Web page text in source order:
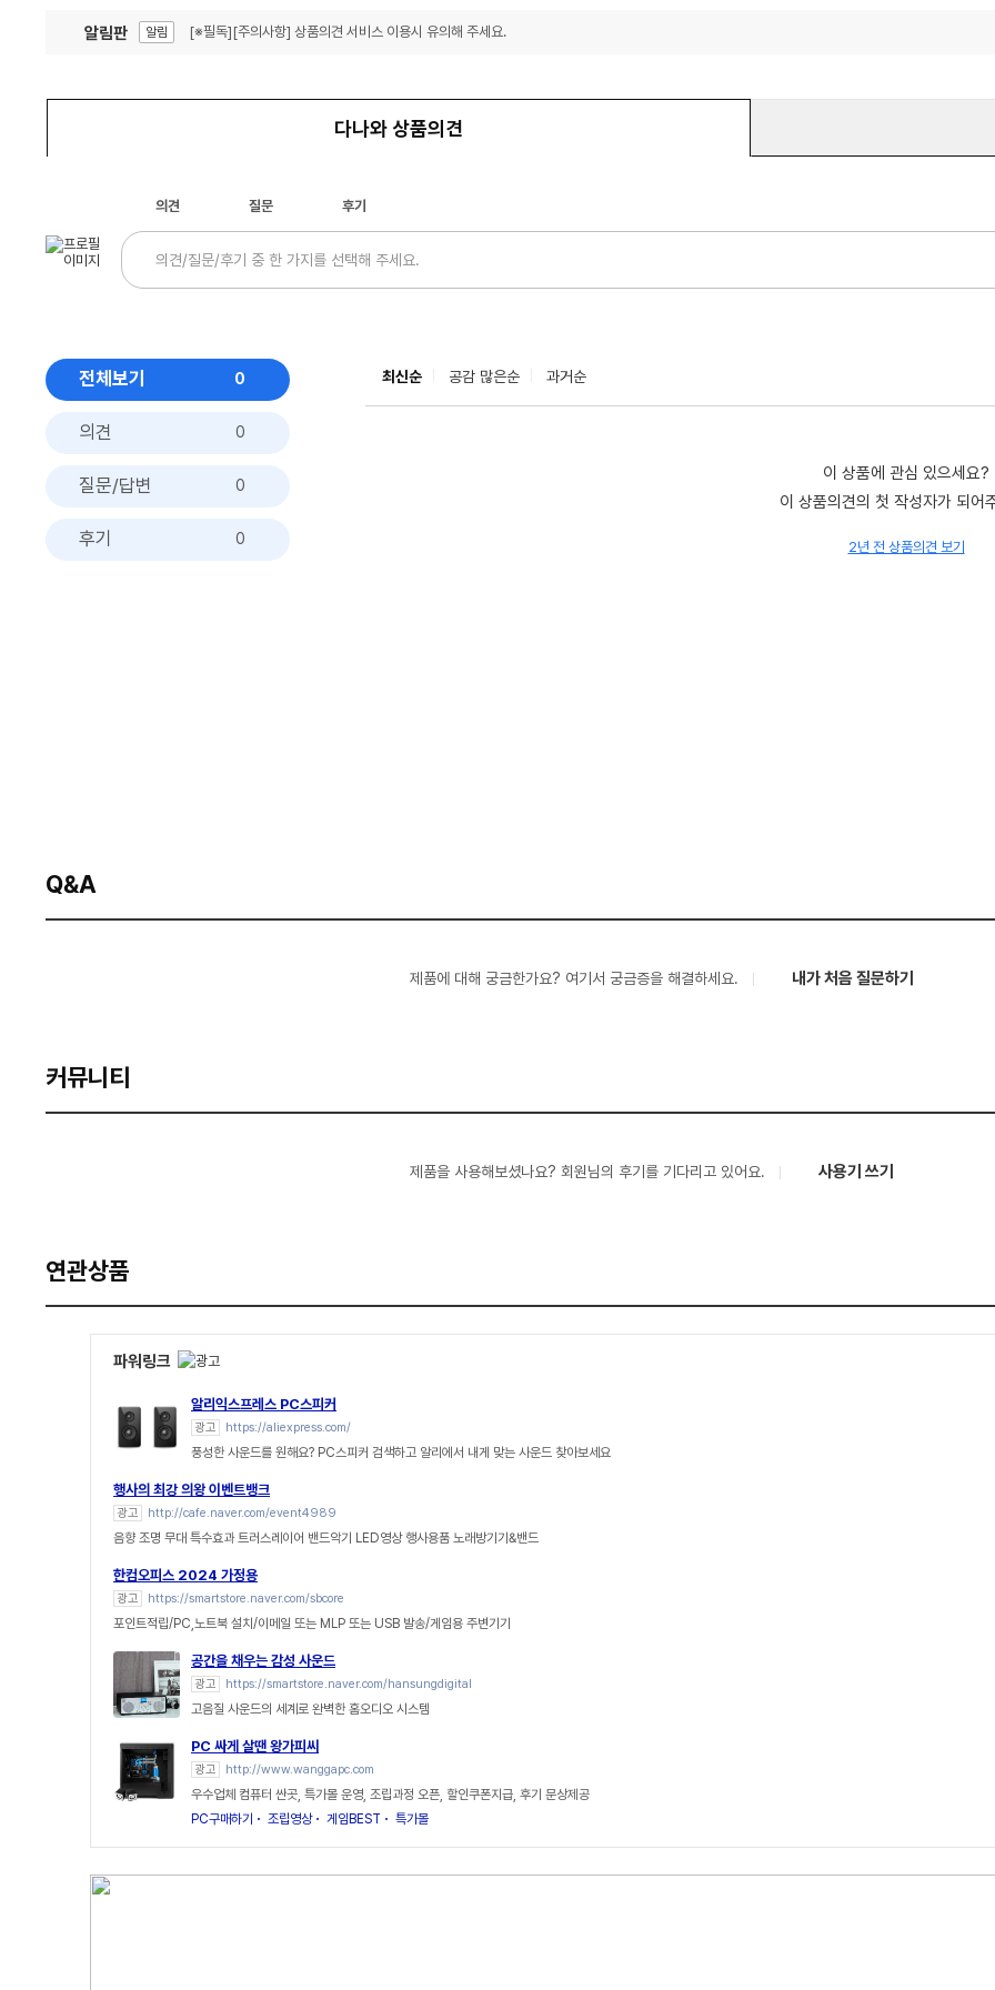
알림판 알림 [※필독][주의사항] 상품의견 서비스 이용시 유의해 주세요.
다나와 상품의견
의견 질문 후기
전체보기 0
의견 0
질문/답변 0
후기 0
최신순 공감 많은순 과거순
이 상품에 관심 있으세요?
이 상품의견의 첫 작성자가 되어
2년 전 상품의견 보기
Q&A
제품에 대해 궁금한가요? 여기서 궁금증을 해결하세요. 내가 처음 질문하기
커뮤니티
제품을 사용해보셨나요? 회원님의 후기를 기다리고 있어요. 사용기 쓰기
연관상품
파워링크
알리익스프레스 PC스피커
광고 https://aliexpress.com/
풍성한 사운드를 원해요? PC스피커 검색하고 알리에서 내게 맞는 사운드 찾아보세요
행사의 최강 의왕 이벤트뱅크
광고 http://cafe.naver.com/event4989
음향 조명 무대 특수효과 트러스레이어 밴드악기 LED영상 행사용품 노래방기기&밴드
한컴오피스 2024 가정용
광고 https://smartstore.naver.com/sbcore
포인트적립/PC,노트북 설치/이메일 또는 MLP 또는 USB 발송/게임용 주변기기
공간을 채우는 감성 사운드
광고 https://smartstore.naver.com/hansungdigital
고음질 사운드의 세계로 완벽한 홈오디오 시스템
PC 싸게 살땐 왕가피씨
광고 http://www.wanggapc.com
우수업체 컴퓨터 싼곳, 특가몰 운영, 조립과정 오픈, 할인쿠폰지급, 후기 문상제공
PC구매하기
조립영상 게임BEST 특가몰